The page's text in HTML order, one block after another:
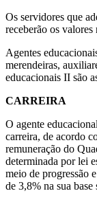
Os servidores que
receberão os valores
Agentes
merendeiras,
educacionais II são
CARREIRA
O agente
carreira, de acordo
remuneração do
determinada por lei
meio de progressão
de 3,8% na sua base